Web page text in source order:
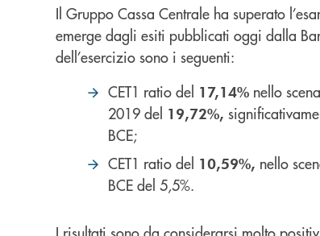
Il Gruppo Cassa Centrale ha superato
emerge dagli esiti pubblicati oggi dalla
dell’esercizio sono i seguenti:
CET1 ratio del 17,14% nello
2019 del 19,72%,
BCE;
CET1 ratio del 10,59%, nello
BCE del 5,5%.